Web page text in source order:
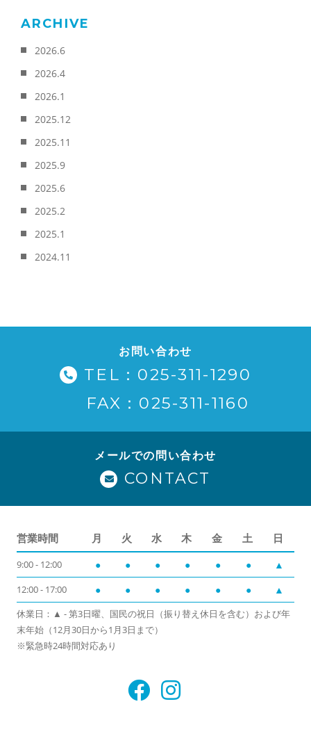
ARCHIVE
2026.6
2026.4
2026.1
2025.12
2025.11
2025.9
2025.6
2025.2
2025.1
2024.11
お問い合わせ
TEL：025-311-1290
FAX：025-311-1160
メールでの問い合わせ
CONTACT
営業時間 月 火 水 木 金 土 日
9:00 - 12:00 ● ● ● ● ● ● ▲
12:00 - 17:00 ● ● ● ● ● ● ▲
休業日：▲ - 第3日曜、国民の祝日（振り替え休日を含む）および年
末年始（12月30日から1月3日まで）
※緊急時24時間対応あり